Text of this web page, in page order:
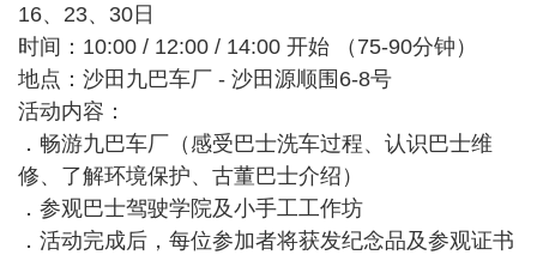
16、23、30日
时间：10:00 / 12:00 / 14:00 开始 （75-90分钟）
地点：沙田九巴车厂 - 沙田源顺围6-8号
活动内容：
．畅游九巴车厂（⁠感受巴士洗车过程、认识巴士维
修、了解环境保护、古董巴士介绍）
．参观巴士驾驶学院及小手工工作坊
．活动完成后，每位参加者将获发纪念品及参观证书